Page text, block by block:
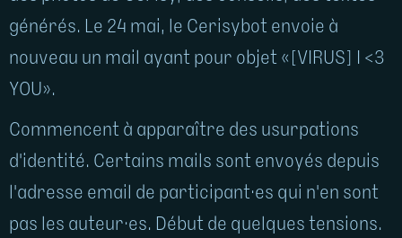
générés. Le 24 mai, le Cerisybot envoie à
nouveau un mail ayant pour objet «[VIRUS] I <3
YOU».
Commencent à apparaître des usurpations
d'identité. Certains mails sont envoyés depuis
l'adresse email de participant·es qui n'en sont
pas les auteur·es. Début de quelques tensions.